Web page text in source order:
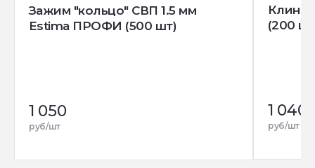
Зажим "кольцо" СВП 1.5 мм
Estima ПРОФИ (500 шт)
1 050
руб/шт
Клин
(200
1 040
руб/шт